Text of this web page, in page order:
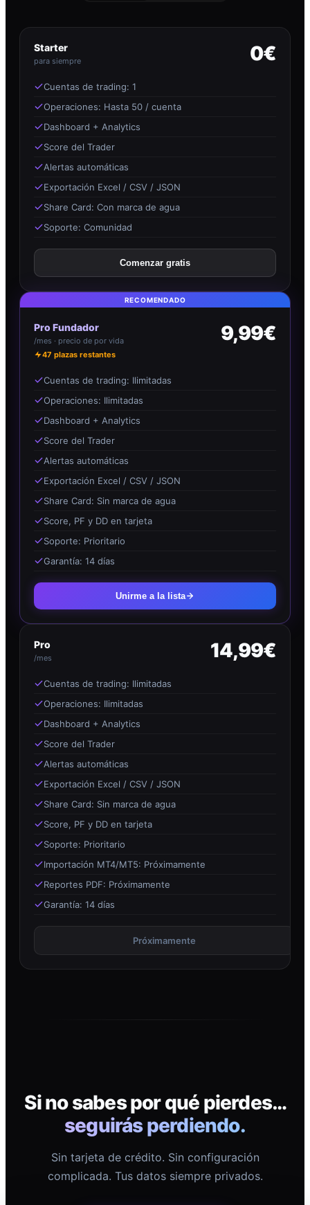
Starter
para siempre 0€
Cuentas de trading: 1
Operaciones: Hasta 50 / cuenta
Dashboard + Analytics
Score del Trader
Alertas automáticas
Exportación Excel / CSV / JSON
Share Card: Con marca de agua
Soporte: Comunidad
Comenzar gratis
RECOMENDADO
Pro Fundador
/mes · precio de por vida
47 plazas restantes
9,99€
Cuentas de trading: Ilimitadas
Operaciones: Ilimitadas
Dashboard + Analytics
Score del Trader
Alertas automáticas
Exportación Excel / CSV / JSON
Share Card: Sin marca de agua
Score, PF y DD en tarjeta
Soporte: Prioritario
Garantía: 14 días
Unirme a la lista
Pro
/mes 14,99€
Cuentas de trading: Ilimitadas
Operaciones: Ilimitadas
Dashboard + Analytics
Score del Trader
Alertas automáticas
Exportación Excel / CSV / JSON
Share Card: Sin marca de agua
Score, PF y DD en tarjeta
Soporte: Prioritario
Importación MT4/MT5: Próximamente
Reportes PDF: Próximamente
Garantía: 14 días
Próximamente
Si no sabes por qué pierdes…
seguirás perdiendo.
Sin tarjeta de crédito. Sin configuración
complicada. Tus datos siempre privados.